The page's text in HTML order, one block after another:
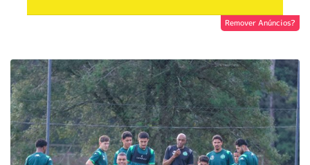
Remover Anúncios?